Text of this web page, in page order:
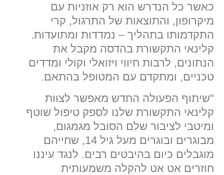
כאשר כל הנדרש הוא רק אוזניות עם
מיקרופון, והתוצאות של התרגול, קרי
התקדמותו בתהליך – נמדדות ומתועדות.
קלינאי התקשורת בהדסה מקבל את
הנתונים, לרבות חיווי ויזואלי וקולי ומדדים
טכניים, ומתקדם עם המטופל בהתאם.
"שיתוף הפעולה החדש מאפשר לצוות
קלינאי התקשורת שלנו לספק טיפול שוטף
ומיטבי לציבור שלם הסובל מגמגום,
מבוגרים ובוגרים מעל גיל 14, שחייהם
מוגבלים כיום בהיבטים רבים. לנגד עיננו
חוזרים אט אט להקלה משמעותית